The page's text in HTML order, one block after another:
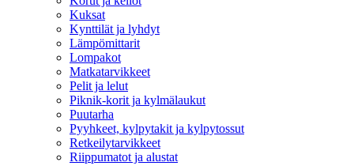
Kuksat
Kynttilät ja lyhdyt
Lämpömittarit
Lompakot
Matkatarvikkeet
Pelit ja lelut
Piknik-korit ja kylmälaukut
Puutarha
Pyyhkeet, kylpytakit ja kylpytossut
Retkeilytarvikkeet
Riippumatot ja alustat